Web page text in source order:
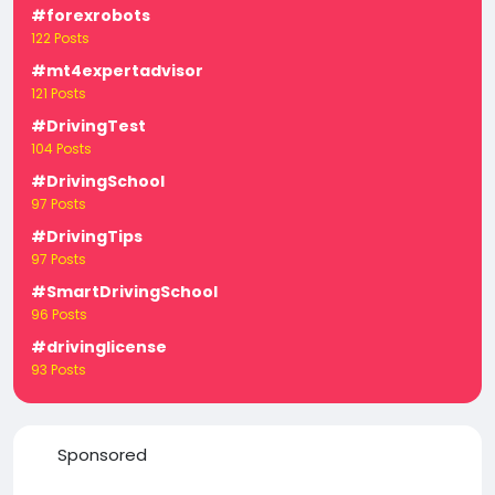
#forexrobots
122 Posts
#mt4expertadvisor
121 Posts
#DrivingTest
104 Posts
#DrivingSchool
97 Posts
#DrivingTips
97 Posts
#SmartDrivingSchool
96 Posts
#drivinglicense
93 Posts
Sponsored